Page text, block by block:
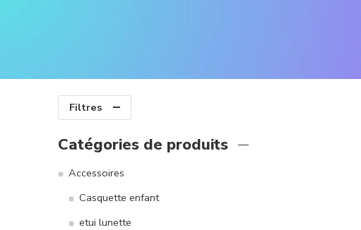
Filtres
Catégories de produits
Accessoires
Casquette enfant
etui lunette